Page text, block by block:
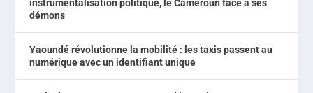
instrumentalisation politique, le Cameroun face à ses
démons
Yaoundé révolutionne la mobilité : les taxis passent au
numérique avec un identifiant unique